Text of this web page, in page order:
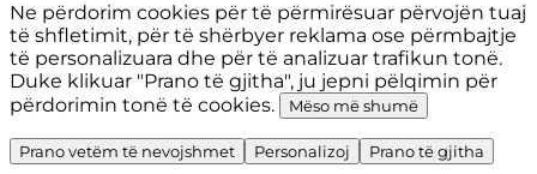
Ne përdorim cookies për të përmirësuar përvojën tuaj
të shfletimit, për të shërbyer reklama ose përmbajtje
të personalizuara dhe për të analizuar trafikun tonë.
Duke klikuar "Prano të gjitha", ju jepni pëlqimin për
përdorimin tonë të cookies.
Mëso më shumë
Prano vetëm të nevojshmet Personalizoj Prano të gjitha